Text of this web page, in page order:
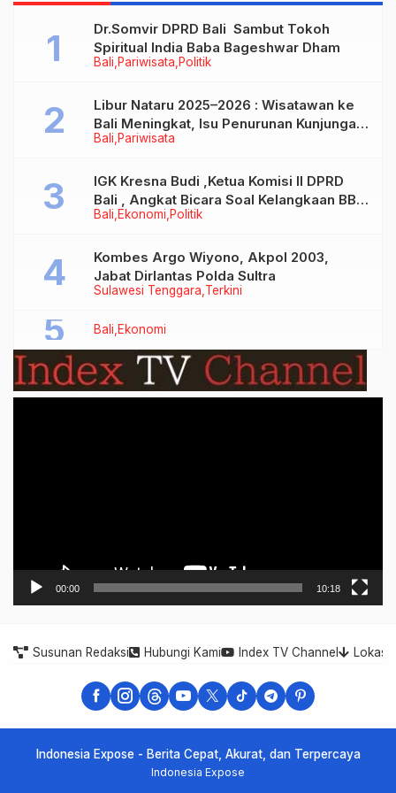
Strategis
Bali Pariwisata Politik
Dr.Somvir DPRD Bali Sambut Tokoh
Spiritual India Baba Bageshwar Dham
Bali Pariwisata
Libur Nataru 2025–2026 : Wisatawan ke
Bali Meningkat, Isu Penurunan Kunjungan
Tidak Benar
Bali Ekonomi Politik
IGK Kresna Budi ,Ketua Komisi II DPRD
Bali , Angkat Bicara Soal Kelangkaan BBM
Bersubsidi Jenis Solar
Sulawesi Tenggara Terkini
Kombes Argo Wiyono, Akpol 2003,
Jabat Dirlantas Polda Sultra
Bali Ekonomi
00:00 10:18
Susunan Redaksi Hubungi Kami Index TV Channel Lokasi
Indonesia Expose - Berita Cepat, Akurat, dan Terpercaya
Indonesia Expose